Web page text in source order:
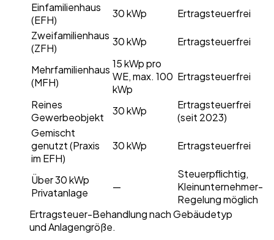
Einfamilienhaus
(EFH)
30 kWp
Ertragsteuerfrei
Zweifamilienhaus
(ZFH)
30 kWp Ertragsteuerfrei
Mehrfamilienhaus
(MFH)
15 kWp pro
WE, max. 100
kWp
Ertragsteuerfrei
Reines
Gewerbeobjekt
30 kWp
Ertragsteuerfrei
(seit 2023)
Gemischt
genutzt (Praxis
im EFH)
30 kWp Ertragsteuerfrei
Über 30 kWp
Privatanlage
—
Steuerpflichtig,
Kleinunternehmer-
Regelung möglich
Ertragsteuer-Behandlung nach Gebäudetyp
und Anlagengröße.